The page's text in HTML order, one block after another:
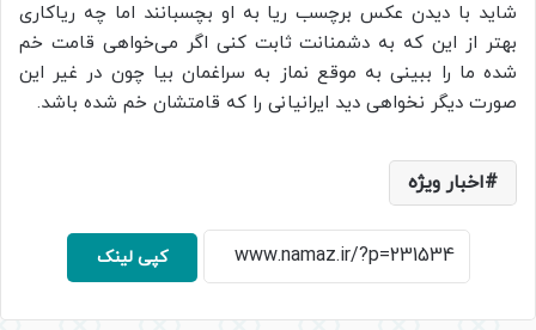
شاید با دیدن عکس برچسب ریا به او بچسبانند اما چه ریاکاری
بهتر از این که به دشمنانت ثابت کنی اگر می‌خواهی قامت خم
شده ما را ببینی به موقع نماز به سراغمان بیا چون در غیر این
صورت دیگر نخواهی دید ایرانیانی را که قامتشان خم شده باشد.
اخبار ویژه
کپی لینک